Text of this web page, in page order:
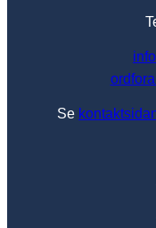
Se